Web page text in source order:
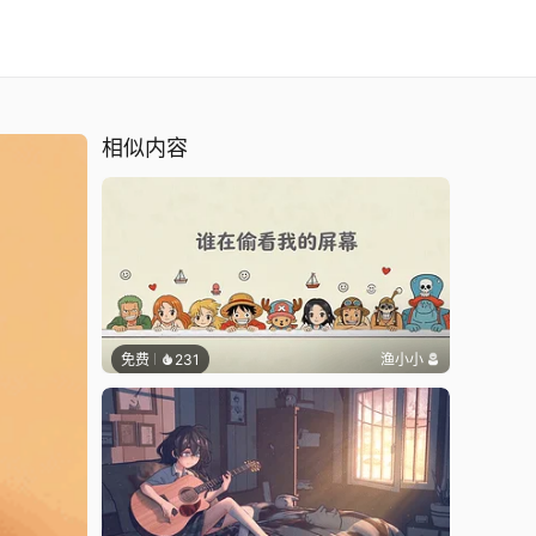
相似内容
免费 231 渔小小